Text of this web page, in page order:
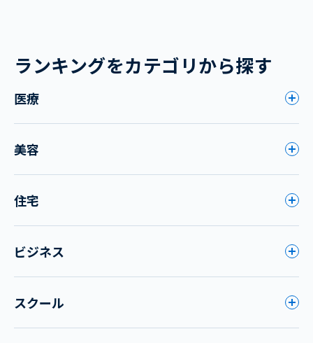
ランキングをカテゴリから探す
医療
美容
住宅
ビジネス
スクール